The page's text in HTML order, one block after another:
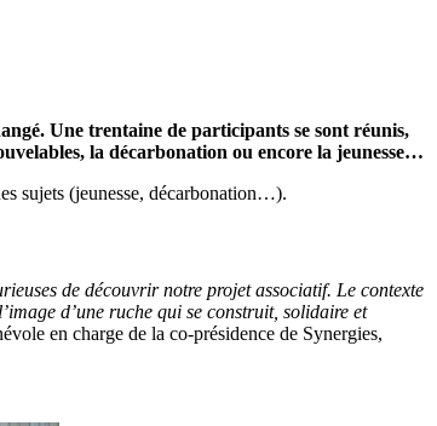
Une trentaine de participants se sont réunis,
la décarbonation ou encore la jeunesse…
sujets (jeunesse, décarbonation…).
de découvrir notre projet associatif. Le contexte
d’une ruche qui se construit, solidaire et
en charge de la co-présidence de Synergies,